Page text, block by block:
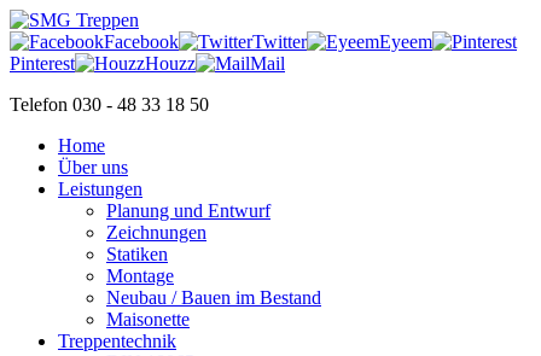
Facebook Twitter
Eyeem
Pinterest
Houzz
Mail
Telefon 030 - 48 33 18 50
Home
Über uns
Leistungen
Planung und Entwurf
Zeichnungen
Statiken
Montage
Neubau / Bauen im Bestand
Maisonette
Treppentechnik